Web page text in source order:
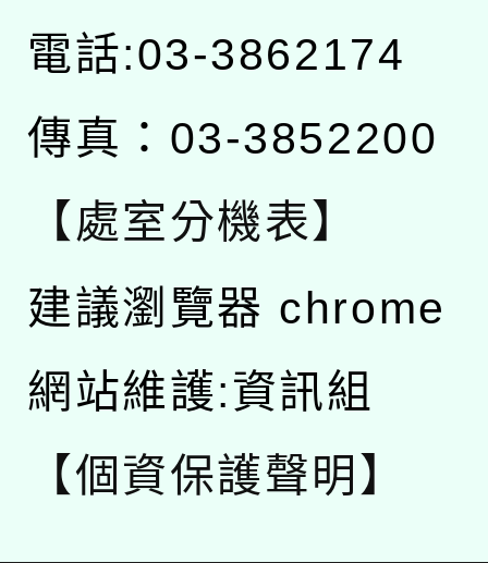
電話:03-3862174
傳真：03-3852200
【處室分機表】
建議瀏覽器 chrome
網站維護:資訊組
【個資保護聲明】